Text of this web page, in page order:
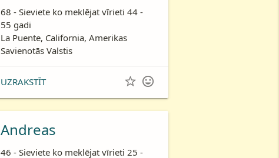
68 - Sieviete ko meklējat vīrieti 44 -
55 gadi
La Puente, California, Amerikas
Savienotās Valstis
UZRAKSTĪT  
Andreas
46 - Sieviete ko meklējat vīrieti 25 -